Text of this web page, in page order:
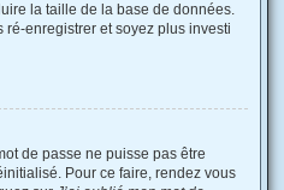
la taille de la base de données.
enregistrer et soyez plus investi
de passe ne puisse pas être
Pour ce faire, rendez vous